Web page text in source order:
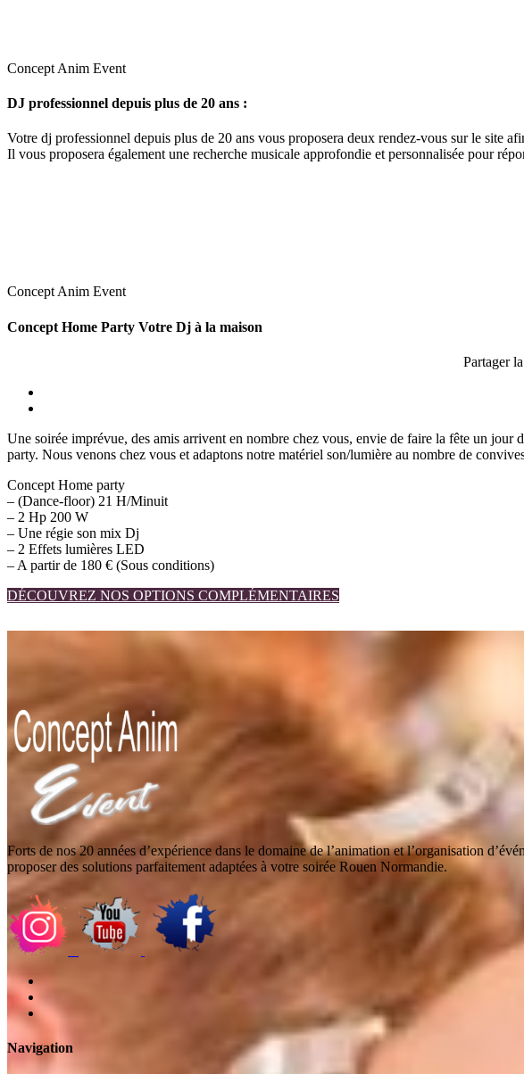
Concept Anim Event
DJ professionnel depuis plus de 20 ans :
Votre dj professionnel depuis plus de 20 ans vous proposera deux rendez-vous sur le site
Il vous proposera également une recherche musicale approfondie et personnalisée pour
Concept Anim Event
Concept Home Party Votre Dj à la maison
Partager
Une soirée imprévue, des amis arrivent en nombre chez vous, envie de faire la fête un
party. Nous venons chez vous et adaptons notre matériel son/lumière au nombre de
Concept Home party
– (Dance-floor) 21 H/Minuit
– 2 Hp 200 W
– Une régie son mix Dj
– 2 Effets lumières LED
– A partir de 180 € (Sous conditions)
DÉCOUVREZ NOS OPTIONS COMPLÉMENTAIRES
Forts de nos 20 années d’expérience dans le domaine de l’animation et l’organisation
proposer des solutions parfaitement adaptées à votre soirée Rouen Normandie.
Navigation